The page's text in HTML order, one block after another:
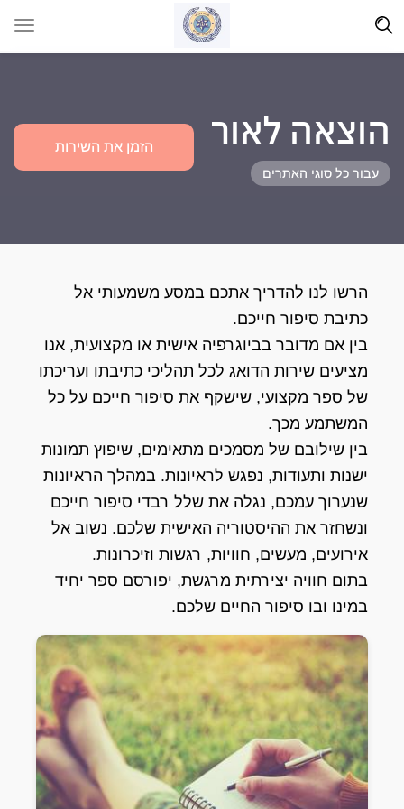
הוצאה לאור
עבור כל סוגי האתרים
הזמן את השירות
הרשו לנו להדריך אתכם במסע משמעותי אל
כתיבת סיפור חייכם.
בין אם מדובר בביוגרפיה אישית או מקצועית, אנו
מציעים שירות הדואג לכל תהליכי כתיבתו ועריכתו
של ספר מקצועי, שישקף את סיפור חייכם על כל
המשתמע מכך.
בין שילובם של מסמכים מתאימים, שיפוץ תמונות
ישנות ותעודות, נפגש לראיונות. במהלך הראיונות
שנערוך עמכם, נגלה את שלל רבדי סיפור חייכם
ונשחזר את ההיסטוריה האישית שלכם. נשוב אל
אירועים, מעשים, חוויות, רגשות וזיכרונות.
בתום חוויה יצירתית מרגשת, יפורסם ספר יחיד
במינו ובו סיפור החיים שלכם.